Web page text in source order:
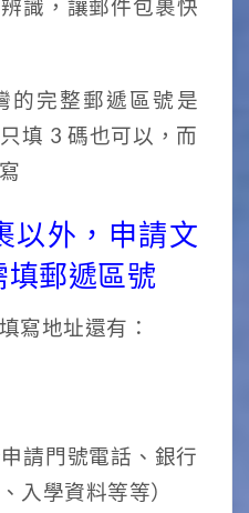
識，讓郵件包裹快
的完整郵遞區號是
填 3 碼也可以，而
以外，申請文
郵遞區號
寫地址還有：
請門號電話、銀行
入學資料等等）